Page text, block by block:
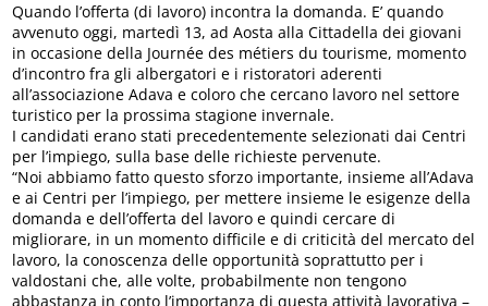
Quando l’offerta (di lavoro) incontra la domanda. E’ quando
avvenuto oggi, martedì 13, ad Aosta alla Cittadella dei giovani
in occasione della Journée des métiers du tourisme, momento
d’incontro fra gli albergatori e i ristoratori aderenti
all’associazione Adava e coloro che cercano lavoro nel settore
turistico per la prossima stagione invernale.
I candidati erano stati precedentemente selezionati dai Centri
per l’impiego, sulla base delle richieste pervenute.
“Noi abbiamo fatto questo sforzo importante, insieme all’Adava
e ai Centri per l’impiego, per mettere insieme le esigenze della
domanda e dell’offerta del lavoro e quindi cercare di
migliorare, in un momento difficile e di criticità del mercato del
lavoro, la conoscenza delle opportunità soprattutto per i
valdostani che, alle volte, probabilmente non tengono
abbastanza in conto l’importanza di questa attività lavorativa –